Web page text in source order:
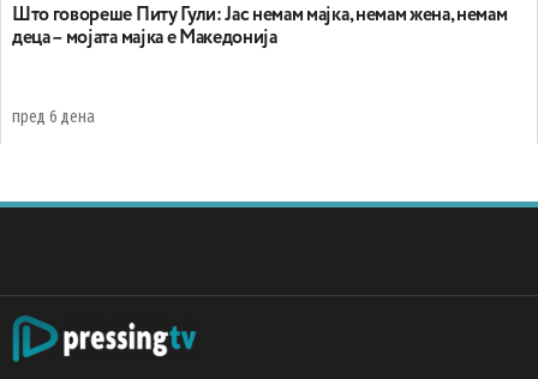
Што говореше Питу Гули: Јас немам мајка, немам жена, немам
деца – мојата мајка е Македонија
пред 6 дена